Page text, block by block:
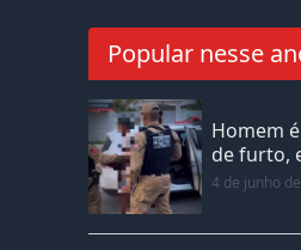
Popular nesse
Homem
de furto,
4 de junho